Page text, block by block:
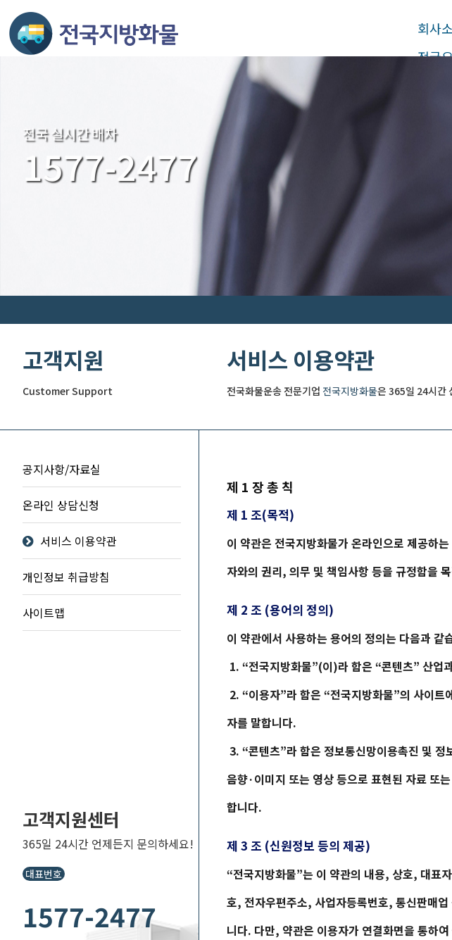
회사
전국
전국 실시간 배차
1577-2477
고객지원
Customer Support
서비스 이용약관
전국화물운송 전문기업 전국지방화물은 365일 24시간
공지사항/자료실
온라인 상담신청
서비스 이용약관
개인정보 취급방침
사이트맵
고객지원센터
365일 24시간 언제든지 문의하세요!
대표번호
1577-2477
제 1 장 총 칙
제 1 조(목적)
이 약관은 전국지방화물가 온라인으로 제공하
자와의 권리, 의무 및 책임사항 등을 규정함을
제 2 조 (용어의 정의)
이 약관에서 사용하는 용어의 정의는 다음과 같
1. “전국지방화물”(이)라 함은 “콘텐츠” 산업
2. “이용자”라 함은 “전국지방화물”의 사이트
자를 말합니다.
3. “콘텐츠”라 함은 정보통신망이용촉진 및
음향·이미지 또는 영상 등으로 표현된 자료 또
합니다.
제 3 조 (신원정보 등의 제공)
“전국지방화물”는 이 약관의 내용, 상호, 대표
호, 전자우편주소, 사업자등록번호, 통신판매
니다. 다만, 약관은 이용자가 연결화면을 통하